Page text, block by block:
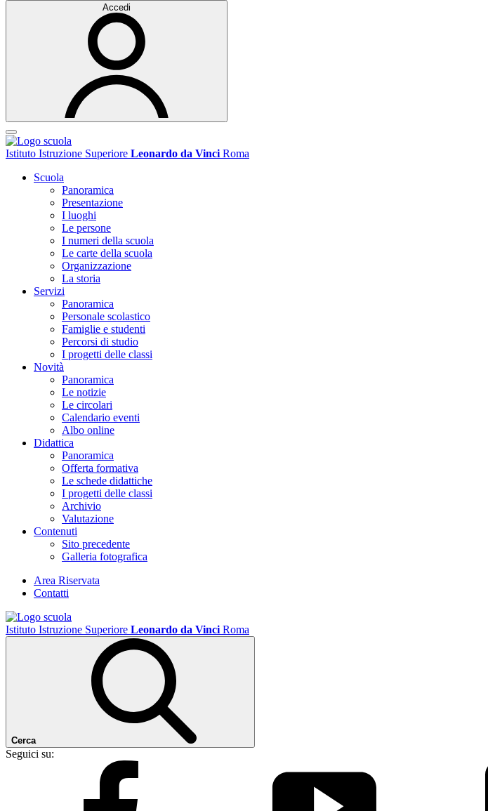
Accedi
Istituto Istruzione Superiore Leonardo da Vinci Roma
Scuola
Panoramica
Presentazione
I luoghi
Le persone
I numeri della scuola
Le carte della scuola
Organizzazione
La storia
Servizi
Panoramica
Personale scolastico
Famiglie e studenti
Percorsi di studio
I progetti delle classi
Novità
Panoramica
Le notizie
Le circolari
Calendario eventi
Albo online
Didattica
Panoramica
Offerta formativa
Le schede didattiche
I progetti delle classi
Archivio
Valutazione
Contenuti
Sito precedente
Galleria fotografica
Area Riservata
Contatti
Istituto Istruzione Superiore Leonardo da Vinci Roma
Cerca
Seguici su: